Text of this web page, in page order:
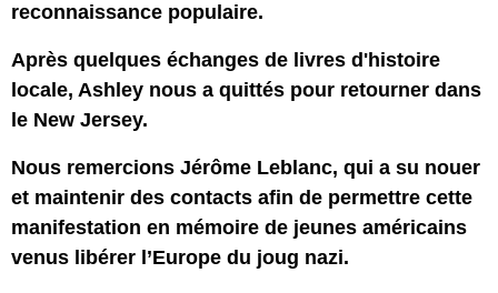
reconnaissance populaire.
Après quelques échanges de livres d'histoire
locale, Ashley nous a quittés pour retourner dans
le New Jersey.
Nous remercions Jérôme Leblanc, qui a su nouer
et maintenir des contacts afin de permettre cette
manifestation en mémoire de jeunes américains
venus libérer l’Europe du joug nazi.